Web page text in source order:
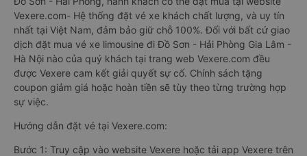
Vexere.com- Hệ thống đặt vé xe khách chất lượng, và uy tín
nhất tại Việt Nam, đảm bảo giữ chỗ 100%. Đối với bất cứ giao
dịch đặt mua vé xe limousine đi Đồ Sơn - Hải Phòng Gia Lâm -
Hà Nội nào của quý khách tại trang web Vexere.com đều
được Vexere cam kết giải quyết sự cố. Chính sách tặng
coupon giảm giá hoặc hoàn tiền sẽ tùy theo từng trường hợp
sự việc.
Hướng dẫn đặt vé tại Vexere.com:
Bước 1: Truy cập vào website Vexere hoặc tải app Vexere trên